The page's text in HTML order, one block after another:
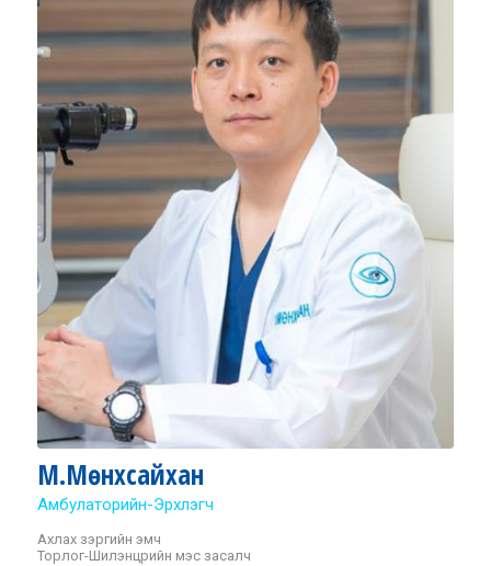
М.Мөнхсайхан
Амбулаторийн-Эрхлэгч
Ахлах зэргийн эмч
Торлог-Шилэнцрийн мэс засалч